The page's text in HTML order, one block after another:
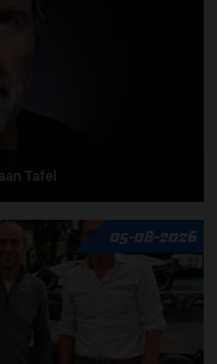
Tafel
05-08-2026